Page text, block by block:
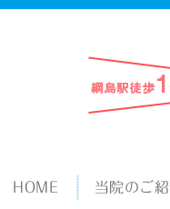
HOME 当院のご